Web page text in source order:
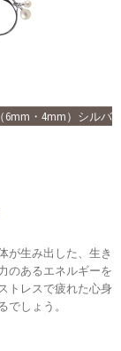
6mm・4mm）シルバ
が生み出した、生き
のあるエネルギーを
トレスで疲れた心身
でしょう。